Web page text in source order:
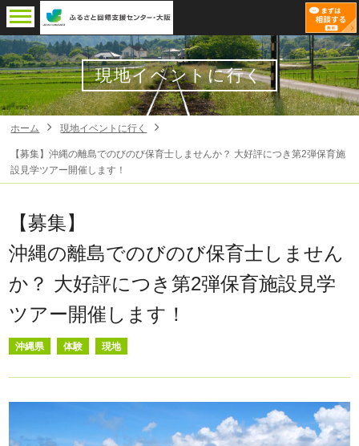
現地イベントに行く
ホーム 現地イベントに行く
【募集】沖縄の離島でのびのび保育士しませんか？ 大好評につき第2弾保育施
設見学ツアー開催します！
【募集】
沖縄の離島でのびのび保育士しません
か？ 大好評につき第2弾保育施設見学
ツアー開催します！
沖縄県 体験 現地